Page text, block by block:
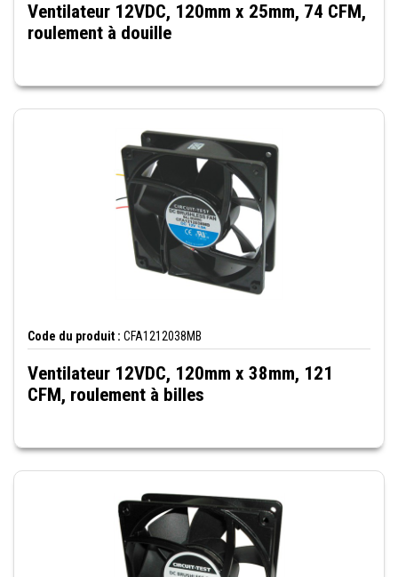
Ventilateur 12VDC, 120mm x 25mm, 74 CFM,
roulement à douille
Code du produit : CFA1212038MB
Ventilateur 12VDC, 120mm x 38mm, 121
CFM, roulement à billes